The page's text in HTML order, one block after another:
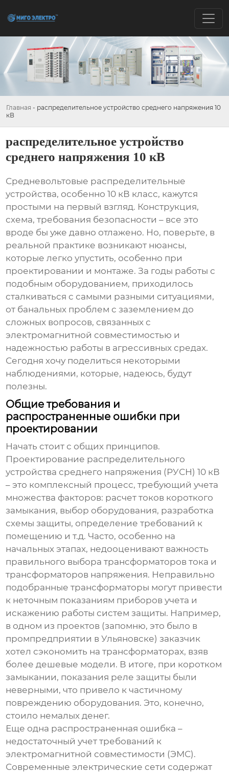
Главная - распределительное устройство среднего напряжения 10
кВ
распределительное устройство
среднего напряжения 10 кВ
Средневольтовые распределительные
устройства, особенно 10 кВ класс, кажутся
простыми на первый взгляд. Конструкция,
схема, требования безопасности – все это
вроде бы уже давно отлажено. Но, поверьте, в
реальной практике возникают нюансы,
которые легко упустить, особенно при
проектировании и монтаже. За годы работы с
подобным оборудованием, приходилось
сталкиваться с самыми разными ситуациями,
от банальных проблем с заземлением до
сложных вопросов, связанных с
электромагнитной совместимостью и
надежностью работы в агрессивных средах.
Сегодня хочу поделиться некоторыми
наблюдениями, которые, надеюсь, будут
полезны.
Общие требования и
распространенные ошибки при
проектировании
Начать стоит с общих принципов.
Проектирование распределительного
устройства среднего напряжения (РУСН) 10 кВ
– это комплексный процесс, требующий учета
множества факторов: расчет токов короткого
замыкания, выбор оборудования, разработка
схемы защиты, определение требований к
помещению и т.д. Часто, особенно на
начальных этапах, недооценивают важность
правильного выбора трансформаторов тока и
трансформаторов напряжения. Неправильно
подобранные трансформаторы могут привести
к неточным показаниям приборов учета и
искажению работы систем защиты. Например,
в одном из проектов (запомню, это было в
промпредприятии в Ульяновске) заказчик
хотел сэкономить на трансформаторах, взяв
более дешевые модели. В итоге, при коротком
замыкании, показания реле защиты были
неверными, что привело к частичному
повреждению оборудования. Это, конечно,
стоило немалых денег.
Еще одна распространенная ошибка –
недостаточный учет требований к
электромагнитной совместимости (ЭМС).
Современные электрические сети содержат